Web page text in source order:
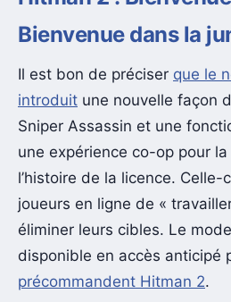
Bienvenue dans la
Il est bon de préciser que le
introduit une nouvelle façon
Sniper Assassin et une
une expérience co-op pour
l’histoire de la licence.
joueurs en ligne de «
éliminer leurs cibles. Le
disponible en accès anticipé
précommandent Hitman 2.